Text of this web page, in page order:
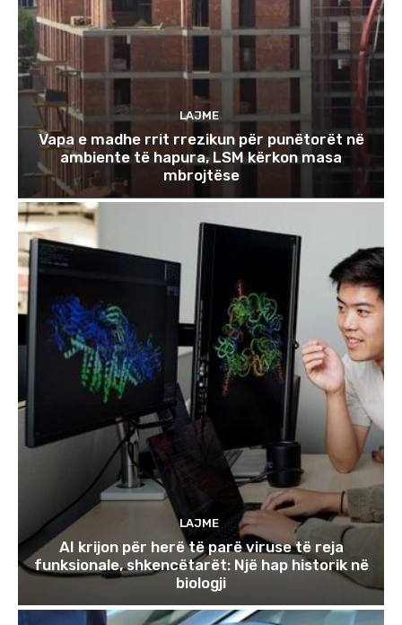
LAJME
Vapa e madhe rrit rrezikun për punëtorët në
ambiente të hapura, LSM kërkon masa
mbrojtëse
LAJME
AI krijon për herë të parë viruse të reja
funksionale, shkencëtarët: Një hap historik në
biologji